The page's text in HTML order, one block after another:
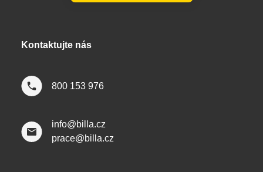
Kontaktujte nás
800 153 976
info@billa.cz
prace@billa.cz